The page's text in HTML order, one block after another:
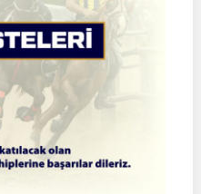
|
08-
09
2026
İSTANBUL